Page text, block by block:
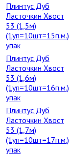
Плинтус Дуб
Ласточкин Хвост
53 (1,5м)
(1уп=10шт=15п.м.),
упак
Плинтус Дуб
Ласточкин Хвост
53 (1,6м)
(1уп=10шт=16п.м.),
упак
Плинтус Дуб
Ласточкин Хвост
53 (1,7м)
(1уп=10шт=17п.м.),
упак